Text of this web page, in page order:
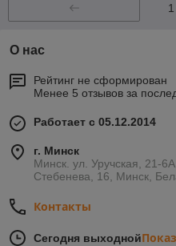
1
О нас
Рейтинг не сформирован
Менее 5 отзывов за
Работает с 05.12.2014
г. Минск
Минск. ул. Уручская, 21-
Стебенева, 16, Минск,
Контакты
Сегодня выходной